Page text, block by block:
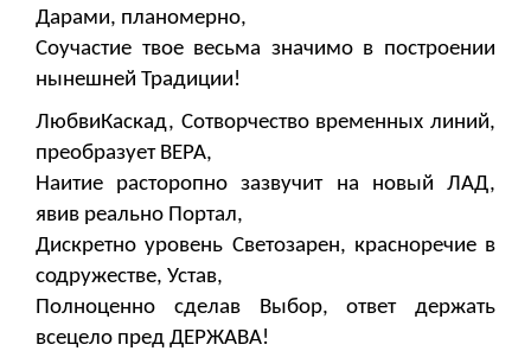
Дарами, планомерно,
Соучастие твое весьма значимо в построении
нынешней Традиции!
ЛюбвиКаскад, Сотворчество временных линий,
преобразует ВЕРА,
Наитие расторопно зазвучит на новый ЛАД,
явив реально Портал,
Дискретно уровень Светозарен, красноречие в
содружестве, Устав,
Полноценно сделав Выбор, ответ держать
всецело пред ДЕРЖАВА!